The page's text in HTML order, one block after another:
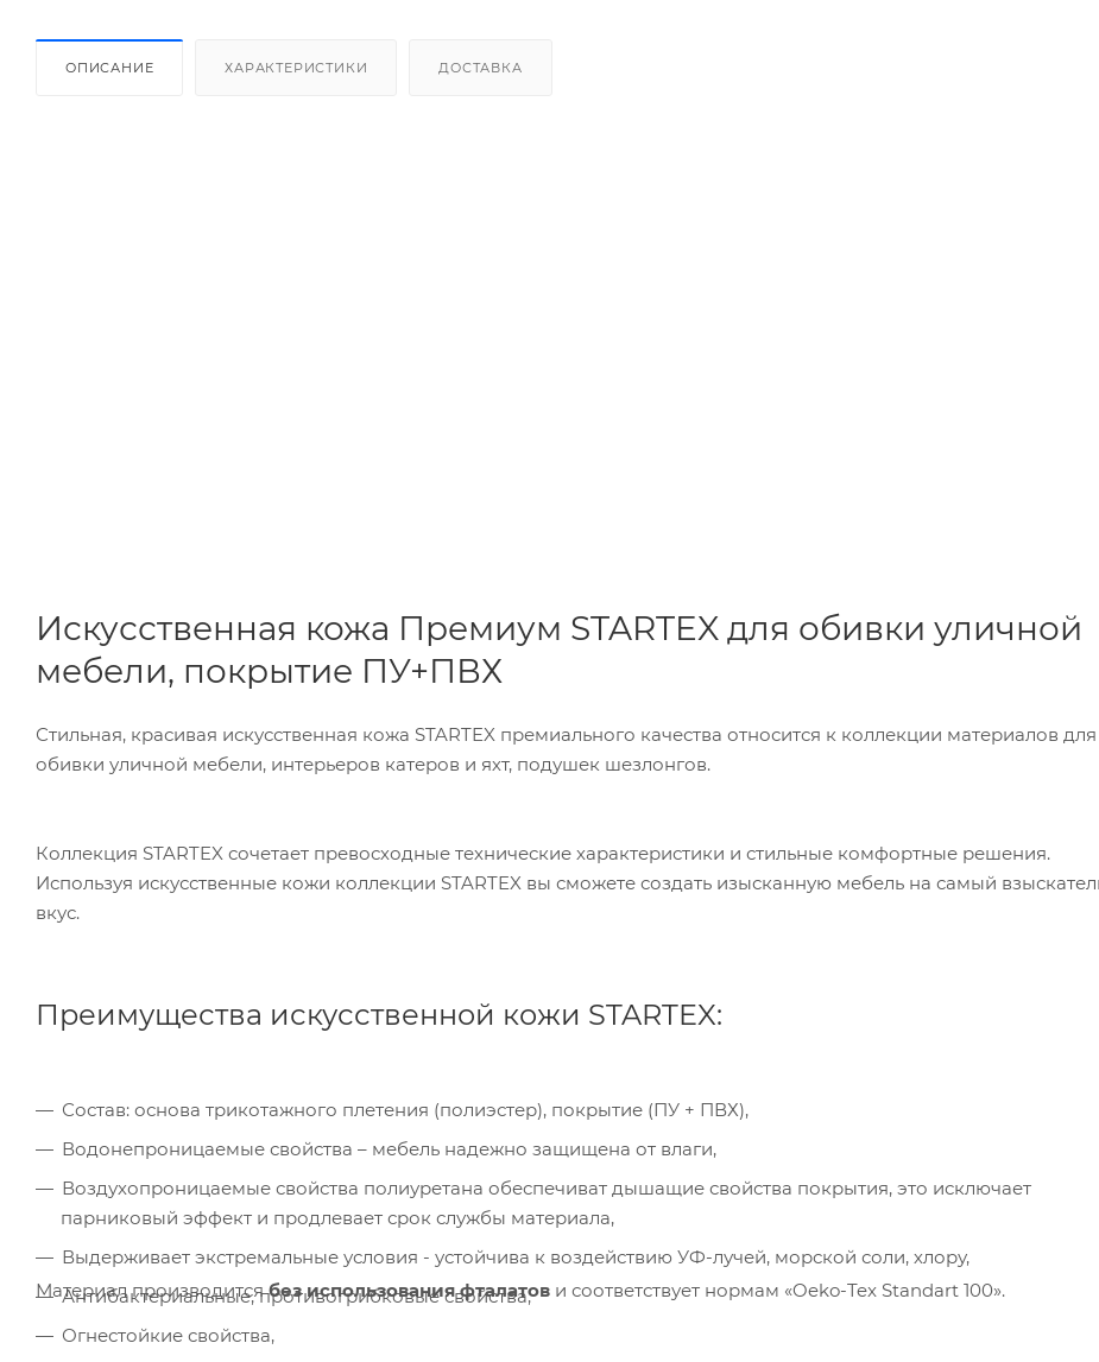
ОПИСАНИЕ ХАРАКТЕРИСТИКИ ДОСТАВКА
Искусственная кожа Премиум STARTEX для обивки уличной
мебели, покрытие ПУ+ПВХ
Стильная, красивая искусственная кожа STARTEX премиального качества относится к коллекции материалов для
обивки уличной мебели, интерьеров катеров и яхт, подушек шезлонгов.
Коллекция STARTEX сочетает превосходные технические характеристики и стильные комфортные решения.
Используя искусственные кожи коллекции STARTEX вы сможете создать изысканную мебель на самый
вкус.
Преимущества искусственной кожи STARTEX:
Состав: основа трикотажного плетения (полиэстер), покрытие (ПУ + ПВХ),
Водонепроницаемые свойства – мебель надежно защищена от влаги,
Воздухопроницаемые свойства полиуретана обеспечиват дышащие свойства покрытия, это исключает
парниковый эффект и продлевает срок службы материала,
Выдерживает экстремальные условия - устойчива к воздействию УФ-лучей, морской соли, хлору,
Антибактериальные, противогрибковые свойства,
Огнестойкие свойства,
Материал производитсябез использования фталатов и соответствует нормам «Oeko-Tex Standart 100».
Компания «Торговый Дом Технический Текстиль»
использует cookie-файлы и обрабатывает
персональные данные с использованием Яндекс